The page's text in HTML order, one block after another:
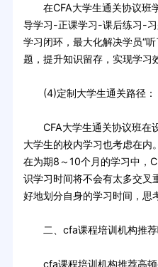
在CFA大学生通关协议班
导学习-正课学习-课后练习-
学习闭环，最大化解决学员“
题，提升知识留存，实现学习
(4)定制大学生通关路径：
CFA大学生通关协议班在
大学生的校内学习也考虑在内
在为期8～10个月的学习中，
识学习时间将不会有太多交叉
好地划分自身的学习时间，思
二、cfa课程培训机构推荐
cfa课程培训机构推荐高顿